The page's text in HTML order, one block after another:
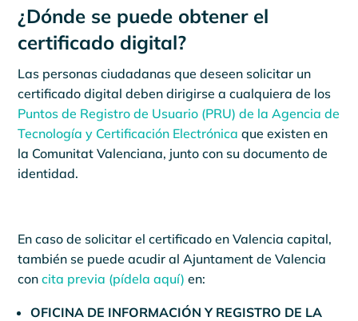
¿Dónde se puede obtener el
certificado digital?
Las personas ciudadanas que deseen solicitar un
certificado digital deben dirigirse a cualquiera de los
Puntos de Registro de Usuario (PRU) de la Agencia de
Tecnología y Certificación Electrónica que existen en
la Comunitat Valenciana, junto con su documento de
identidad.
En caso de solicitar el certificado en Valencia capital,
también se puede acudir al Ajuntament de Valencia
concita previa (pídela aquí) en:
OFICINA DE INFORMACIÓN Y REGISTRO DE LA